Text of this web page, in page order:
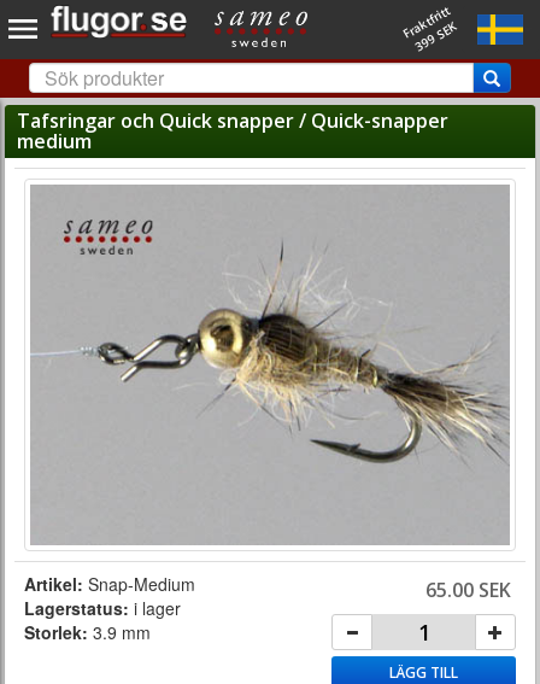
Fraktfritt
399 SEK
Tafsringar och Quick snapper / Quick-snapper
medium
Artikel: Snap-Medium
Lagerstatus: i lager
Storlek: 3.9 mm
65.00 SEK
LÄGG TILL